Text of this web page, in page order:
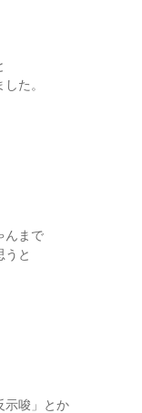
た。
んまで
うと
示唆」とか